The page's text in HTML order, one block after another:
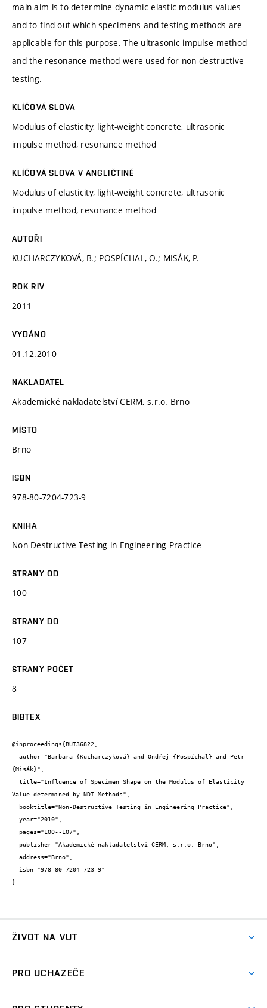
main aim is to determine dynamic elastic modulus values
and to find out which specimens and testing methods are
applicable for this purpose. The ultrasonic impulse method
and the resonance method were used for non-destructive
testing.
KLÍČOVÁ SLOVA
Modulus of elasticity, light-weight concrete, ultrasonic
impulse method, resonance method
KLÍČOVÁ SLOVA V ANGLIČTINĚ
Modulus of elasticity, light-weight concrete, ultrasonic
impulse method, resonance method
AUTOŘI
KUCHARCZYKOVÁ, B.; POSPÍCHAL, O.; MISÁK, P.
ROK RIV
2011
VYDÁNO
01.12.2010
NAKLADATEL
Akademické nakladatelství CERM, s.r.o. Brno
MÍSTO
Brno
ISBN
978-80-7204-723-9
KNIHA
Non-Destructive Testing in Engineering Practice
STRANY OD
100
STRANY DO
107
STRANY POČET
8
BIBTEX
@inproceedings{BUT36822,
{Misák}",
Value determined by NDT Methods",
}
ŽIVOT NA VUT
Koleje
PRO UCHAZEČE